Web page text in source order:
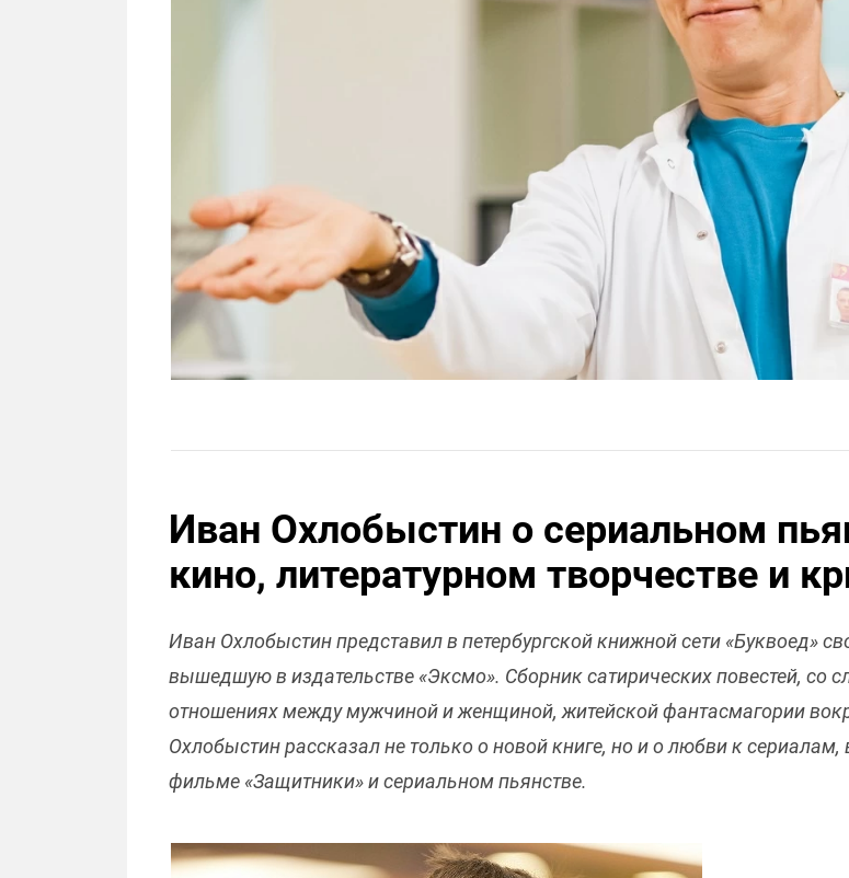
Иван Охлобыстин о сериальном
кино, литературном творчестве и
Иван Охлобыстин представил в петербургской книжной сети «Буквоед»
вышедшую в издательстве «Эксмо». Сборник сатирических повестей, со
отношениях между мужчиной и женщиной, житейской фантасмагории
Охлобыстин рассказал не только о новой книге, но и о любви к
фильме «Защитники» и сериальном пьянстве.